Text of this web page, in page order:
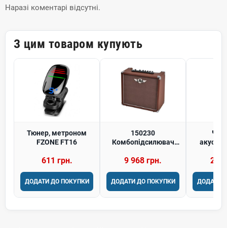
Наразі коментарі відсутні.
З цим товаром купують
Тюнер, метроном
FZONE FT16
611 грн.
ДОДАТИ ДО ПОКУПКИ
150230
Комбопідсилювач
гітари GEWA A-20R
9 968 грн.
ДОДАТИ ДО ПОКУПКИ
2
ДОДАТИ